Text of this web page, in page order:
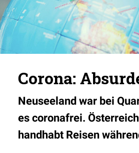
Corona:
Neuseeland war bei
es coronafrei.
handhabt Reisen